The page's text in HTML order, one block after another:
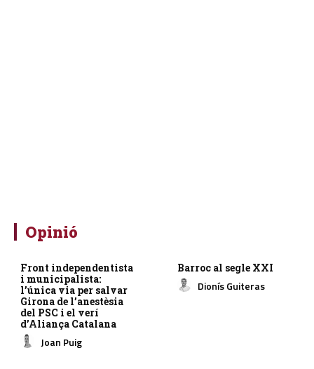
Opinió
Front independentista
i municipalista:
l’única via per salvar
Girona de l’anestèsia
del PSC i el verí
d’Aliança Catalana
Joan Puig
Barroc al segle XXI
Dionís Guiteras